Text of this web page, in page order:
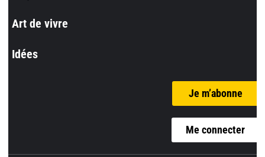
Art de vivre
Idées
Je m’abonne
Me connecter